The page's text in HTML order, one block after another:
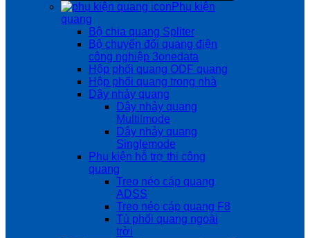
Phụ kiện
quang
Bộ chia quang Spliter
Bộ chuyển đổi quang điện
công nghiệp 3onedata
Hộp phối quang ODF quang
Hộp phối quang trong nhà
Dây nhảy quang
Dây nhảy quang
Multilmode
Dây nhảy quang
Singlemode
Phụ kiện hỗ trợ thi công
quang
Treo néo cáp quang
ADSS
Treo néo cáp quang F8
Tủ phối quang ngoài
trời